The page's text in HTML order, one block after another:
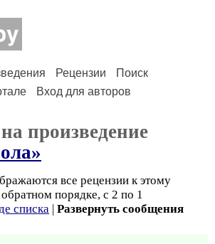
Рецензии
Поиск
Вход для авторов
произведение
все рецензии к этому
порядке, с 2 по 1
списка | Развернуть сообщения